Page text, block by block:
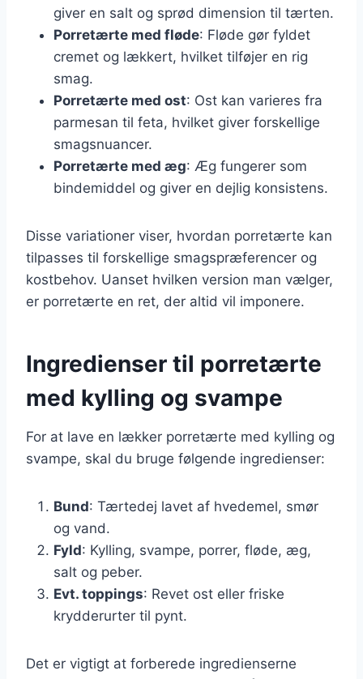
giver en salt og sprød dimension til tærten.
Porretærte med fløde: Fløde gør fyldet
cremet og lækkert, hvilket tilføjer en rig
smag.
Porretærte med ost: Ost kan varieres fra
parmesan til feta, hvilket giver forskellige
smagsnuancer.
Porretærte med æg: Æg fungerer som
bindemiddel og giver en dejlig konsistens.
Disse variationer viser, hvordan porretærte kan
tilpasses til forskellige smagspræferencer og
kostbehov. Uanset hvilken version man vælger,
er porretærte en ret, der altid vil imponere.
Ingredienser til porretærte
med kylling og svampe
For at lave en lækker porretærte med kylling og
svampe, skal du bruge følgende ingredienser:
Bund: Tærtedej lavet af hvedemel, smør
og vand.
Fyld: Kylling, svampe, porrer, fløde, æg,
salt og peber.
Evt. toppings: Revet ost eller friske
krydderurter til pynt.
Det er vigtigt at forberede ingredienserne